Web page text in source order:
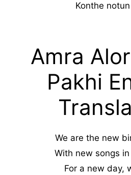
Konthe
Amra
Pakhi
We are the new
With new songs
For a new day,